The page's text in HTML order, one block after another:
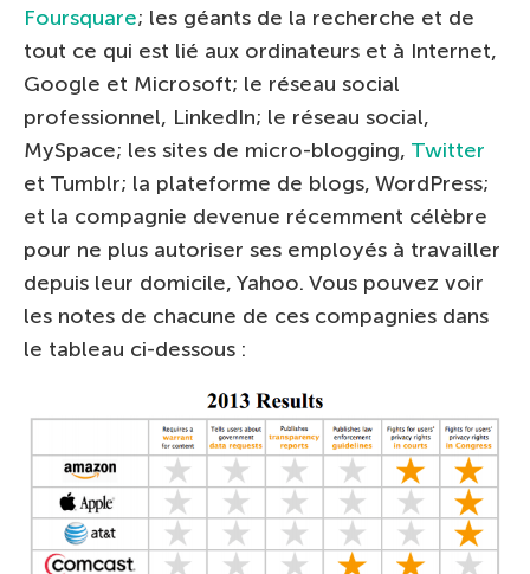
Foursquare; les géants de la recherche et de
tout ce qui est lié aux ordinateurs et à Internet,
Google et Microsoft; le réseau social
professionnel, LinkedIn; le réseau social,
MySpace; les sites de micro-blogging, Twitter
et Tumblr; la plateforme de blogs, WordPress;
et la compagnie devenue récemment célèbre
pour ne plus autoriser ses employés à travailler
depuis leur domicile, Yahoo. Vous pouvez voir
les notes de chacune de ces compagnies dans
le tableau ci-dessous :